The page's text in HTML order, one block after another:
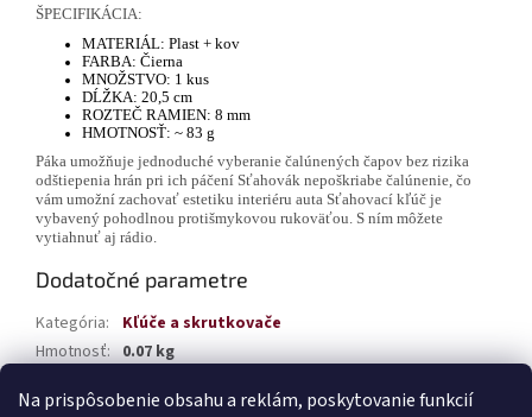
Na prispôsobenie obsahu a reklám, poskytovanie funkcií
ŠPECIFIKÁCIA:
MATERIÁL: Plast + kov
FARBA: Čierna
MNOŽSTVO: 1 kus
DĹŽKA: 20,5 cm
ROZTEČ RAMIEN: 8 mm
HMOTNOSŤ: ~ 83 g
Páka umožňuje jednoduché vyberanie čalúnených čapov bez rizika
odštiepenia hrán pri ich páčení Sťahovák nepoškriabe čalúnenie, čo
vám umožní zachovať estetiku interiéru auta Sťahovací kľúč je
vybavený pohodlnou protišmykovou rukoväťou. S ním môžete
vytiahnuť aj rádio.
Dodatočné parametre
Kategória:
Kľúče a skrutkovače
Hmotnosť: 0.07 kg